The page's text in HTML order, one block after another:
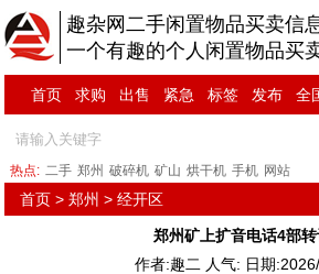
趣杂网二手闲置物品买卖信
一个有趣的个人闲置物品买
首页 求购 出售 紧急 标签 发布 全
热点: 二手 郑州 破碎机 矿山 烘干机 手机 网站
首页 >郑州 >经开区
郑州矿上扩音电话4部
作者:趣二 人气: 日期